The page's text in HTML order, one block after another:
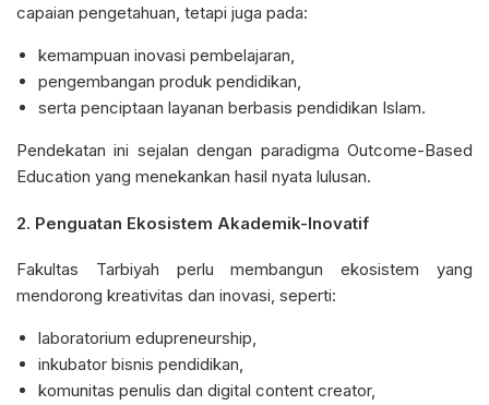
capaian pengetahuan, tetapi juga pada:
kemampuan inovasi pembelajaran,
pengembangan produk pendidikan,
serta penciptaan layanan berbasis pendidikan Islam.
Pendekatan ini sejalan dengan paradigma Outcome-Based
Education yang menekankan hasil nyata lulusan.
2. Penguatan Ekosistem Akademik-Inovatif
Fakultas Tarbiyah perlu membangun ekosistem yang
mendorong kreativitas dan inovasi, seperti:
laboratorium edupreneurship,
inkubator bisnis pendidikan,
komunitas penulis dan digital content creator,